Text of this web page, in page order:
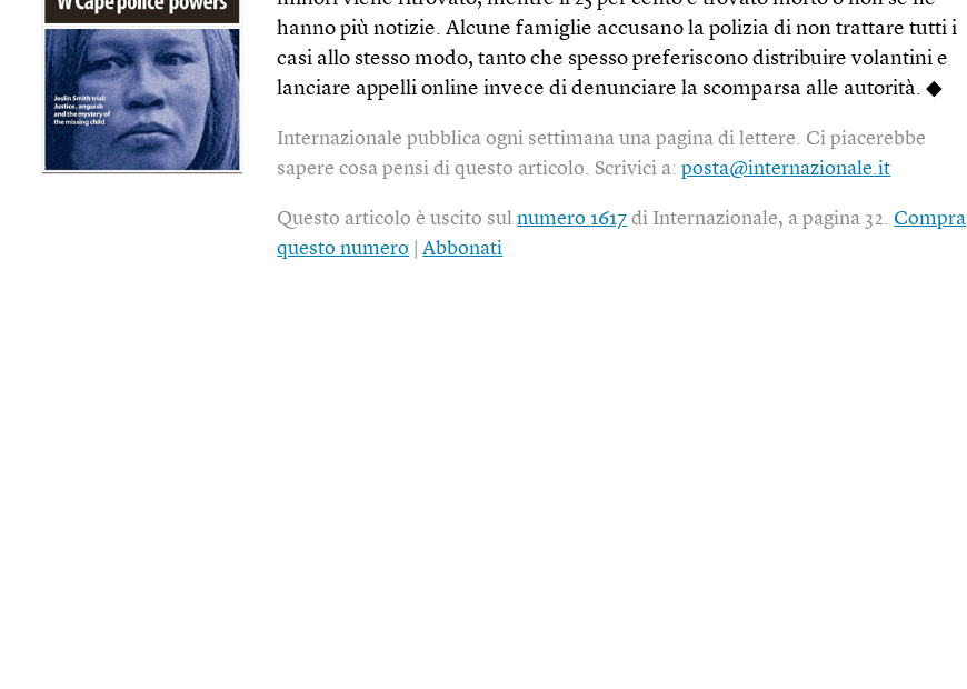
hanno più notizie. Alcune famiglie accusano la polizia di non trattare tutti i
casi allo stesso modo, tanto che spesso preferiscono distribuire volantini e
lanciare appelli online invece di denunciare la scomparsa alle autorità. ◆
Internazionale pubblica ogni settimana una pagina di lettere. Ci piacerebbe
sapere cosa pensi di questo articolo. Scrivici a:posta@internazionale.it
Questo articolo è uscito sulnumero 1617 di Internazionale, a pagina 32.Compra
questo numero |Abbonati